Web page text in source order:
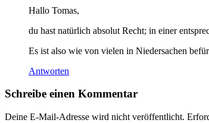
Hallo Tomas,
du hast natürlich absolut Recht; in einer
Es ist also wie von vielen in Niedersachen
Antworten
Schreibe einen Kommentar
Deine E-Mail-Adresse wird nicht veröffentlicht.